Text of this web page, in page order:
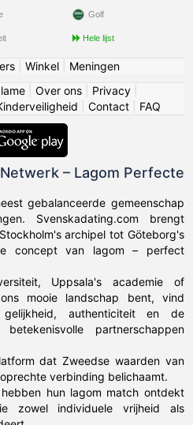
Golf
Hele lijst
| Winkel| Meningen
Over ons Privacy
Contact FAQ
– Lagom Perfecte
gebalanceerde gemeenschap
Svenskadating.com brengt
archipel tot Göteborg's
concept van lagom – perfect
Uppsala's academie of
mooie landschap bent, vind
authenticiteit en de
partnerschappen
dat Zweedse waarden van
verbinding belichaamt.
hun lagom match ontdekt
zowel individuele vrijheid als